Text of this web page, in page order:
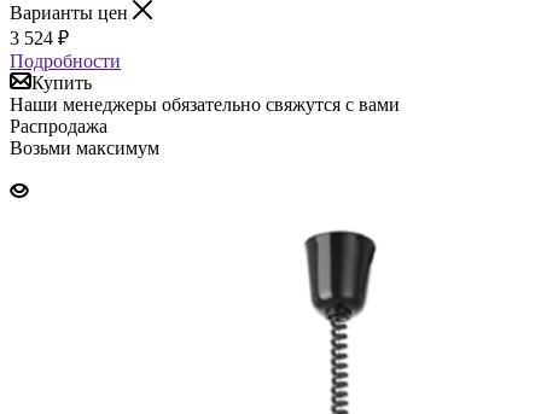
Варианты цен
3 524 ₽
Подробности
Купить
Наши менеджеры обязательно свяжутся с вами
Распродажа
Возьми максимум